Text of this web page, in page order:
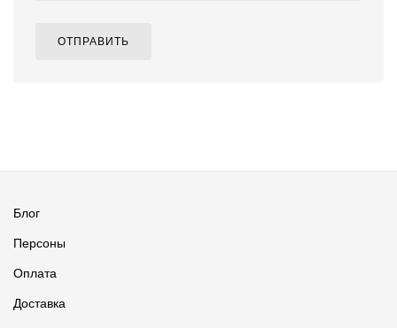
ОТПРАВИТЬ
Блог
Персоны
Оплата
Доставка